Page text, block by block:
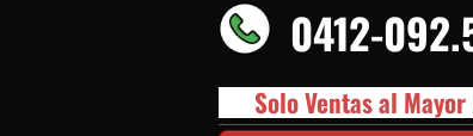
0412-
Solo Ventas al